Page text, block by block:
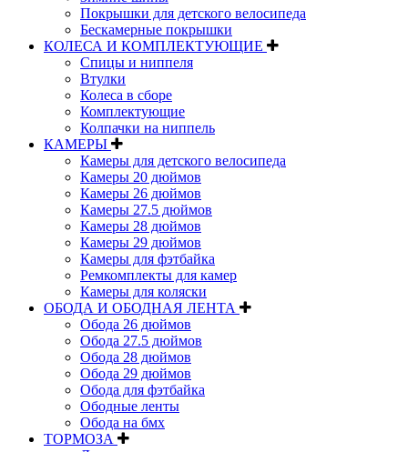
Покрышки для детского велосипеда
Бескамерные покрышки
КОЛЕСА И КОМПЛЕКТУЮЩИЕ
Спицы и ниппеля
Втулки
Колеса в сборе
Комплектующие
Колпачки на ниппель
КАМЕРЫ
Камеры для детского велосипеда
Камеры 20 дюймов
Камеры 26 дюймов
Камеры 27.5 дюймов
Камеры 28 дюймов
Камеры 29 дюймов
Камеры для фэтбайка
Ремкомплекты для камер
Камеры для коляски
ОБОДА И ОБОДНАЯ ЛЕНТА
Обода 26 дюймов
Обода 27.5 дюймов
Обода 28 дюймов
Обода 29 дюймов
Обода для фэтбайка
Ободные ленты
Обода на бмх
ТОРМОЗА